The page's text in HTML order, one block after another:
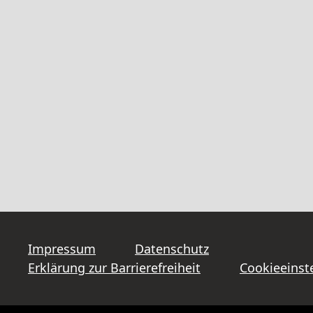
Impressum
Datenschutz
Erklärung zur Barrierefreiheit